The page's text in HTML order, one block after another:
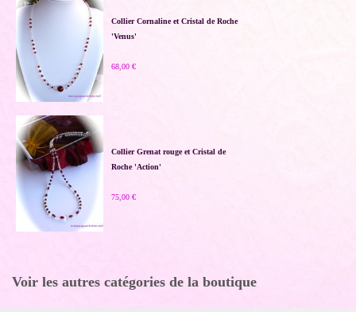
Collier Cornaline et Cristal de Roche
'Venus'
68,00 €
Collier Grenat rouge et Cristal de
Roche 'Action'
75,00 €
Voir les autres catégories de la boutique